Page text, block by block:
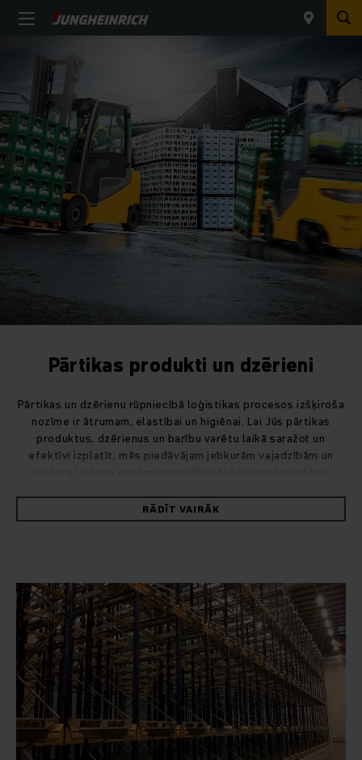
Pārtikas produkti un dzērieni
Pārtikas un dzērienu rūpniecībā loģistikas procesos izšķiroša
nozīme ir ātrumam, elastībai un higiēnai. Lai Jūs pārtikas
produktus, dzērienus un barību varētu laikā saražot un
efektīvi izplatīt, mēs piedāvājam jebkurām vajadzībām un
automatizētai sistēmai.
RĀDĪT VAIRĀK